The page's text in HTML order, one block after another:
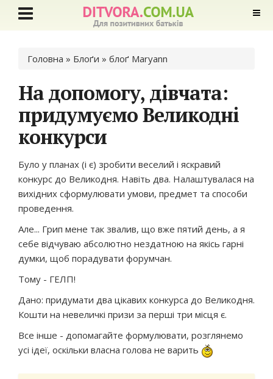
Ви є тут
Головна » Блоґи » блоґ Maryann
На допомогу, дівчата:
придумуємо Великодні
конкурси
Було у планах (і є) зробити веселий і яскравий
конкурс до Великодня. Навіть два. Налаштувалася на
вихідних сформулювати умови, предмет та способи
проведення.
Але... Грип мене так звалив, що вже пятий день, а я
себе відчуваю абсолютно нездатною на якісь гарні
думки, щоб порадувати форумчан.
Тому - ГЕЛП!
Дано: придумати два цікавих конкурса до Великодня.
Кошти на невеличкі призи за перші три місця є.
Все інше - допомагайте формулювати, розглянемо
усі ідеї, оскільки власна голова не варить